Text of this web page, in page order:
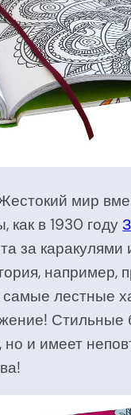
мир
как в 1930 году
за
лестные
Стильные
и имеет